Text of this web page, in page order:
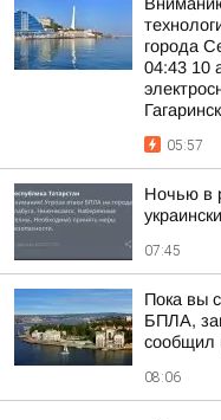
города
04:43 10
05:57
Ночью в
07:45
Пока вы
БПЛА,
сообщил
08:06